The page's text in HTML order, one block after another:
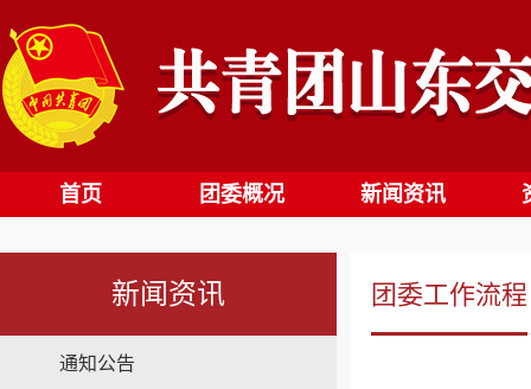
首页 团委概况 新闻资讯
新闻资讯
通知公告
团委工作流程